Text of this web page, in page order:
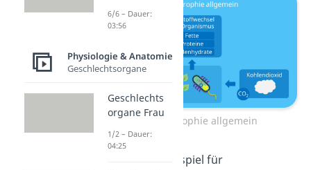
Photoautotrophie allgemein
Ein bekanntes Beispiel für
6/6 – Dauer:
03:56
Physiologie & Anatomie
Geschlechtsorgane
Geschlechts
organe Frau
1/2 – Dauer:
04:25